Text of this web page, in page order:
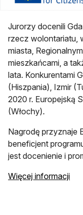
Jurorzy docenili
rzecz wolontariatu,
miasta,
mieszkańcami, a
lata. Konkurentami
(Hiszpania), Izmir
2020 r. Europejską
(Włochy).
Nagrodę przyznaje
beneficjent
jest docenienie i
Więcej informacji